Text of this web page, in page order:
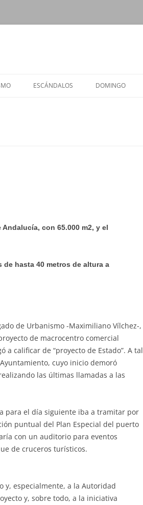
ESCÁNDALOS DOMINGO
con 65.000 m2, y el
hasta 40 metros de altura a
de Urbanismo -Maximiliano Vílchez-,
de macrocentro comercial
a calificar de “proyecto de Estado”. A tal
cuyo inicio demoró
las últimas llamadas a las
para el día siguiente iba a tramitar por
puntual del Plan Especial del puerto
con un auditorio para eventos
de cruceros turísticos.
y, especialmente, a la Autoridad
y, sobre todo, a la iniciativa